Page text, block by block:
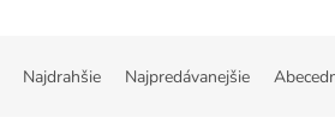
Najdrahšie Najpredávanejšie